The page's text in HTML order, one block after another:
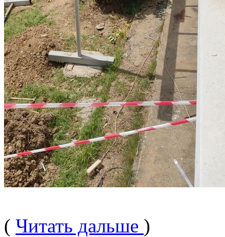
( Читать дальше )